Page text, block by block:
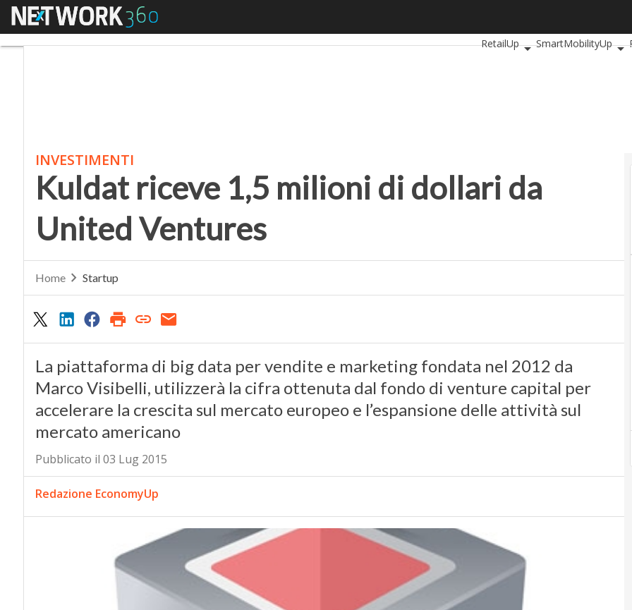
Menu
RetailUp
SmartMobilityUp
INVESTIMENTI
Kuldat riceve 1,5 milioni di dollari da
United Ventures
Home Startup
La piattaforma di big data per vendite e marketing fondata nel 2012 da
Marco Visibelli, utilizzerà la cifra ottenuta dal fondo di venture capital per
accelerare la crescita sul mercato europeo e l’espansione delle attività sul
mercato americano
Pubblicato il 03 Lug 2015
Redazione EconomyUp